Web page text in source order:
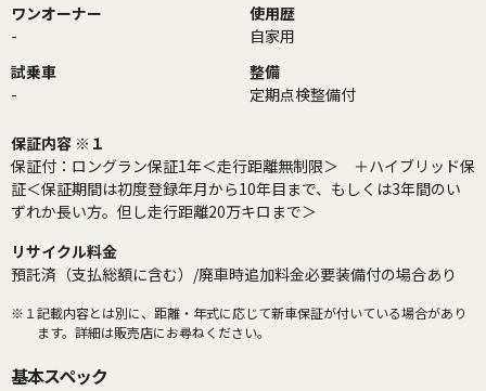
ワンオーナー
-
使用歴
自家用
試乗車
-
整備
定期点検整備付
保証内容 ※１
保証付：ロングラン保証1年＜走行距離無制限＞ ＋ハイブリッド保
証＜保証期間は初度登録年月から10年目まで、もしくは3年間のい
ずれか長い方。但し走行距離20万キロまで＞
リサイクル料金
預託済（支払総額に含む）/廃車時追加料金必要装備付の場合あり
※１ 記載内容とは別に、距離・年式に応じて新車保証が付いている場合があり
ます。詳細は販売店にお尋ねください。
基本スペック